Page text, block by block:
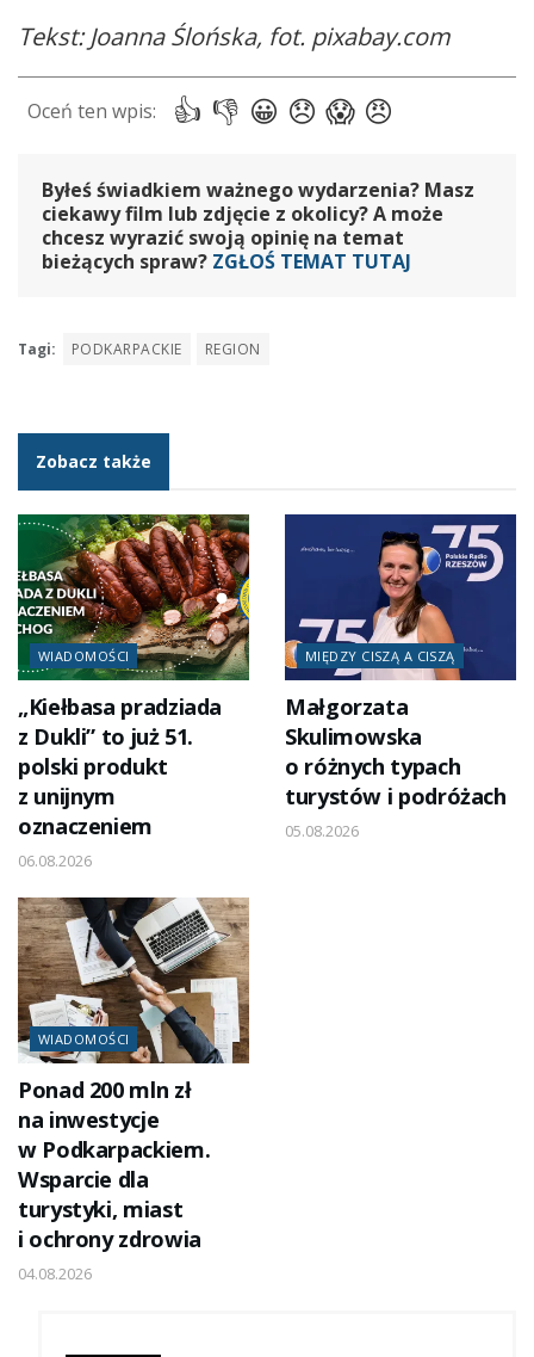
Tekst: Joanna Ślońska, fot. pixabay.com
Byłeś świadkiem ważnego wydarzenia? Masz
ciekawy film lub zdjęcie z okolicy? A może
chcesz wyrazić swoją opinię na temat
bieżących spraw? ZGŁOŚ TEMAT TUTAJ
Tagi: PODKARPACKIE REGION
Zobacz także
WIADOMOŚCI
„Kiełbasa pradziada
z Dukli” to już 51.
polski produkt
z unijnym
oznaczeniem
06.08.2026
MIĘDZY CISZĄ A CISZĄ
Małgorzata
Skulimowska
o różnych typach
turystów i podróżach
05.08.2026
WIADOMOŚCI
Ponad 200 mln zł
na inwestycje
w Podkarpackiem.
Wsparcie dla
turystyki, miast
i ochrony zdrowia
04.08.2026